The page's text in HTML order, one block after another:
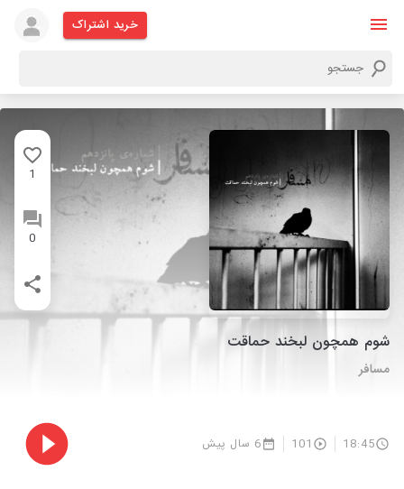
خرید اشتراک
1
0
شوم همچون لبخند حماقت
مسافر
18:45
101 6 سال پیش